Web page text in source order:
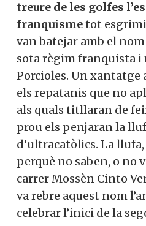
treure de les golfes
franquismetot
van batejar amb el nom
sota règim franquista i
Porcioles. Un xantatge
els repatanis que no
als quals titllaran de
prou els penjaran la
d’ultracatòlics. La
perquè no saben, o no
carrer Mossèn Cinto
va rebre aquest nom
celebrar l’inici de la